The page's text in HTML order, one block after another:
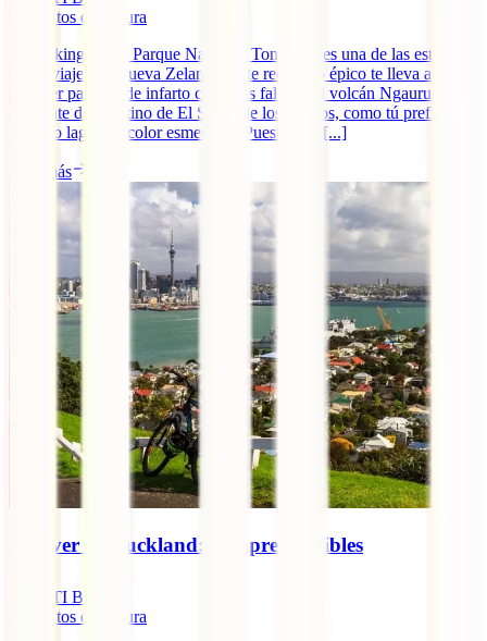
minutos de lectura
El trekking por el Parque Nacional Tongariro es una de las estrellas
de un viaje por Nueva Zelanda. Este recorrido épico te lleva a
conocer paisajes de infarto como las faldas del volcán Ngauruhoe (o
el Monte del Destino de El Señor de los Anillos, como tú prefieras
verlo) o lagos de color esmeralda. Puesto que [...]
Leer más
Qué ver en Auckland: 8 imprescindibles
IATI Blog
minutos de lectura